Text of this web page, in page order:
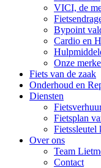
VICI, de
Bypoint
Cardio en
Onze
Fiets van de zaak
Onderhoud en
Diensten
Fietsplan
Fietssleutel
Over ons
Team
Contact